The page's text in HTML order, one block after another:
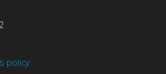
policy